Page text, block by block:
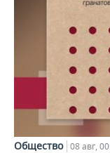
Общество 08 авг,